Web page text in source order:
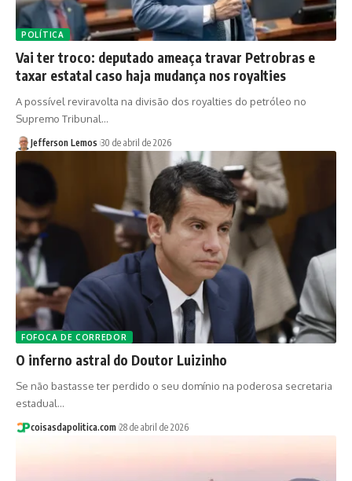
POLÍTICA
Vai ter troco: deputado ameaça travar Petrobras e
taxar estatal caso haja mudança nos royalties
A possível reviravolta na divisão dos royalties do petróleo no
Supremo Tribunal…
Jefferson Lemos 30 de abril de 2026
FOFOCA DE CORREDOR
O inferno astral do Doutor Luizinho
Se não bastasse ter perdido o seu domínio na poderosa secretaria
estadual…
coisasdapolitica.com 28 de abril de 2026